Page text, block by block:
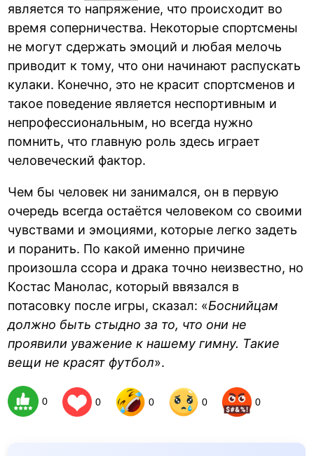
является то напряжение, что происходит во
время соперничества. Некоторые спортсмены
не могут сдержать эмоций и любая мелочь
приводит к тому, что они начинают распускать
кулаки. Конечно, это не красит спортсменов и
такое поведение является неспортивным и
непрофессиональным, но всегда нужно
помнить, что главную роль здесь играет
человеческий фактор.
Чем бы человек ни занимался, он в первую
очередь всегда остаётся человеком со своими
чувствами и эмоциями, которые легко задеть
и поранить. По какой именно причине
произошла ссора и драка точно неизвестно, но
Костас Манолас, который ввязался в
потасовку после игры, сказал: «Боснийцам
должно быть стыдно за то, что они не
проявили уважение к нашему гимну. Такие
вещи не красят футбол».
0 0 0 0 0